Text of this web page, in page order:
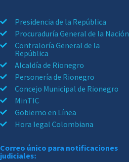
Presidencia de la República
Procuraduría General de la Nación
Contraloría General de la
República
Alcaldía de Rionegro
Personería de Rionegro
Concejo Municipal de Rionegro
MinTIC
Gobierno en Línea
Hora legal Colombiana
Correo único para notificaciones
judiciales: